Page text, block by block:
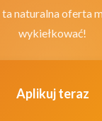
naturalna oferta
wykiełkować!
Aplikuj teraz